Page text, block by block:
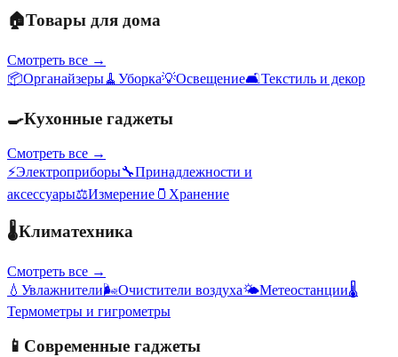
🏠Товары для дома
Смотреть все →
📦Органайзеры🧹 Уборка💡Освещение🛋️Текстиль и декор
🍳Кухонные гаджеты
Смотреть все →
⚡Электроприборы🔧Принадлежности и
аксессуары⚖️Измерение 🫙 Хранение
🌡️Климатехника
Смотреть все →
💧 Увлажнители🌬️Очистители воздуха🌤️Метеостанции🌡️
Термометры и гигрометры
📱 Современные гаджеты